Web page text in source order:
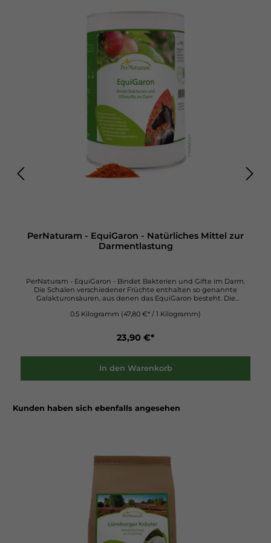
PerNaturam - EquiGaron - Natürliches Mittel zur
Darmentlastung
PerNaturam - EquiGaron - Bindet Bakterien und Gifte im Darm.
Die Schalen verschiedener Früchte enthalten so genannte
Galakturonsäuren, aus denen das EquiGaron besteht. Die
Andockstellen für Bakterien, die sich dort anhängen und sich nun
vernetzen sich die Galakturonsäuren zu dichten Geflechten, in
denen Wasser und Giftstoffe gebunden und so ausgeschieden
Darm zu entlasten, ganz besonders bei Kotwasser, Blähungen
und Anzeichen von Koliken. Fütterungsempfehlung: Geben Sie -
EquiGaron für mehrere Tage hintereinander ins Futter. Maximale
Bestandteile und GehalteRohprotein 1,1 %, Rohfette 0,7 %,
0.5 Kilogramm (47,80 €* / 1 Kilogramm)
23,90 €*
In den Warenkorb
Kunden haben sich ebenfalls angesehen